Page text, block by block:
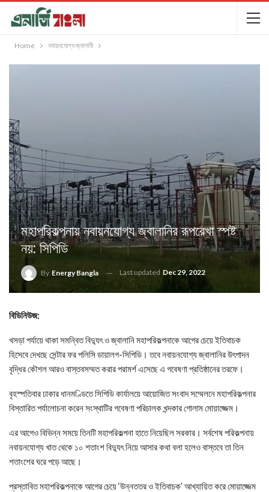
Home নবায়নযোগ্য জ্বালানী
মহাপরিকল্পনায় নবায়নযোগ্য জ্বালানির রূপরেখা স্পষ্ট
নয়: সিপিডি
By Energy Bangla Last updated Dec 29, 2022
বিডিনিউজ:
খসড়া পর্যায়ে থাকা সমন্বিত বিদ্যুৎ ও জ্বালানি মহাপরিকল্পনাকে আগের চেয়ে ইতিবাচক
হিসেবে দেখছে সেন্টার ফর পলিসি ডায়ালগ-সিপিডি। তবে নবায়নযোগ্য জ্বালানির উৎপাদন
বৃদ্ধির কৌশল আরও বাস্তবসম্মত করার পরামর্শ এসেছে এ গবেষণা প্রতিষ্ঠানের তরফে।
বৃহস্পতিবার ঢাকার ধানমণ্ডিতে সিপিডি কার্যালয়ে আয়োজিত সংবাদ সম্মেলনে মহাপরিকল্পনার
বিস্তারিত পর্যালোচনা করেন সংস্থাটির গবেষণা পরিচালক খন্দকার গোলাম মোয়াজ্জেম।
এর আগেও বিভিন্ন সময়ে তিনটি মহাপরিকল্পনা হাতে নিয়েছিল সরকার। সর্বশেষ পরিকল্পনায়
নবায়নযোগ্য খাত থেকে ১০ শতাংশ বিদ্যুৎ নিয়ে আসার কথা বলা হলেও বাস্তবে তা তিন
শতাংশের ঘরে পড়ে আছে।
প্রস্তাবিত মহাপরিকল্পনাকে আগের চেয়ে ‘উন্নততর ও ইতিবাচক’ আখ্যায়িত করে মোয়াজ্জেম